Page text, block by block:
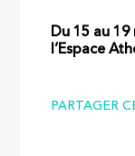
Du 15 au
l’Espace
PARTAGER